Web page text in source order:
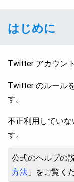
はじめに
Twitter アカウン
Twitter のルール
す。
不正利用していな
す。
公式のヘルプの
方法 」をご覧く